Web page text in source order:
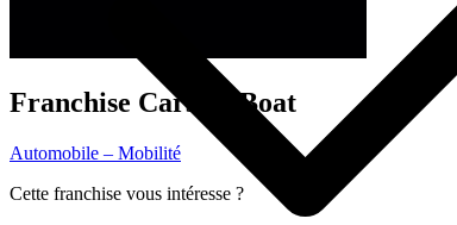
Franchise Carslift Boat
Automobile – Mobilité
Cette franchise vous intéresse ?